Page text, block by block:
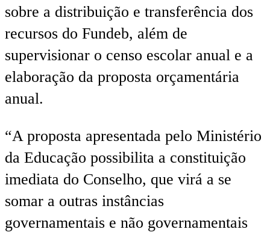
sobre a distribuição e transferência dos
recursos do Fundeb, além de
supervisionar o censo escolar anual e a
elaboração da proposta orçamentária
anual.
“A proposta apresentada pelo Ministério
da Educação possibilita a constituição
imediata do Conselho, que virá a se
somar a outras instâncias
governamentais e não governamentais